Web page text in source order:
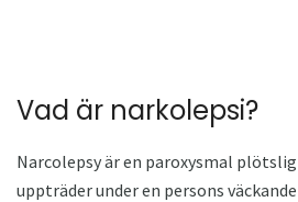
Vad är narkolepsi?
Narcolepsy är en paroxysmal
uppträder under en persons